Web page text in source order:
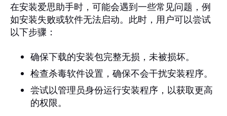
在安装爱思助手时，可能会遇到一些常见问题，例
如安装失败或软件无法启动。此时，用户可以尝试
以下步骤：
确保下载的安装包完整无损，未被损坏。
检查杀毒软件设置，确保不会干扰安装程序。
尝试以管理员身份运行安装程序，以获取更高
的权限。